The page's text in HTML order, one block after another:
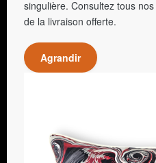
singulière. Consultez tous nos
de la livraison offerte.
Agrandir